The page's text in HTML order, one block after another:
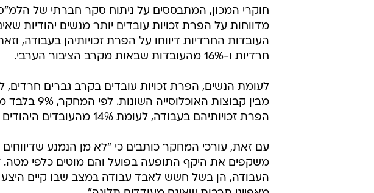
העבודה, הן בשל חשש לאבד עבודה במצב שבו קיים היצע
מאפייני תרבות שאינם מעודדים תלונה".
לדברי החוקרים, "הפרה של זכויות העובד מקבלת
עובד ומעביד גובר על 'חוקי מגן' שהם חוקים קוגנטיים
מדובר במעסיק הרואה עצמו כפוף לחוקי המגן או להסכמים